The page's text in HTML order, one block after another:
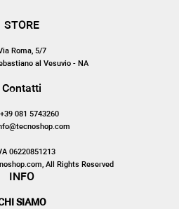
STORE
Roma, 5/7
al Vesuvio - NA
Contatti
081 5743260
06220851213
All Rights Reserved
INFO
SIAMO